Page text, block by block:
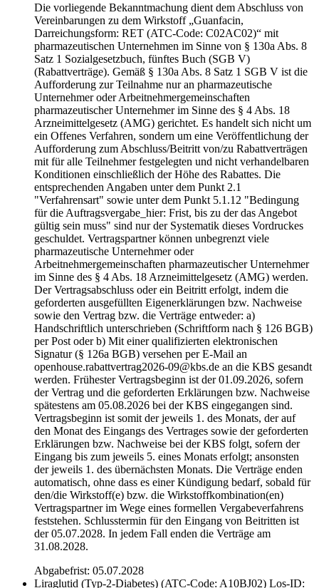
Die vorliegende Bekanntmachung dient dem Abschluss von
Vereinbarungen zu dem Wirkstoff „Guanfacin,
Darreichungsform: RET (ATC-Code: C02AC02)“ mit
pharmazeutischen Unternehmen im Sinne von § 130a Abs. 8
Satz 1 Sozialgesetzbuch, fünftes Buch (SGB V)
(Rabattverträge). Gemäß § 130a Abs. 8 Satz 1 SGB V ist die
Aufforderung zur Teilnahme nur an pharmazeutische
Unternehmer oder Arbeitnehmergemeinschaften
pharmazeutischer Unternehmer im Sinne des § 4 Abs. 18
Arzneimittelgesetz (AMG) gerichtet. Es handelt sich nicht um
ein Offenes Verfahren, sondern um eine Veröffentlichung der
Aufforderung zum Abschluss/Beitritt von/zu Rabattverträgen
mit für alle Teilnehmer festgelegten und nicht verhandelbaren
Konditionen einschließlich der Höhe des Rabattes. Die
entsprechenden Angaben unter dem Punkt 2.1
"Verfahrensart" sowie unter dem Punkt 5.1.12 "Bedingung
für die Auftragsvergabe_hier: Frist, bis zu der das Angebot
gültig sein muss" sind nur der Systematik dieses Vordruckes
geschuldet. Vertragspartner können unbegrenzt viele
pharmazeutische Unternehmer oder
Arbeitnehmergemeinschaften pharmazeutischer Unternehmer
im Sinne des § 4 Abs. 18 Arzneimittelgesetz (AMG) werden.
Der Vertragsabschluss oder ein Beitritt erfolgt, indem die
geforderten ausgefüllten Eigenerklärungen bzw. Nachweise
sowie den Vertrag bzw. die Verträge entweder: a)
Handschriftlich unterschrieben (Schriftform nach § 126 BGB)
per Post oder b) Mit einer qualifizierten elektronischen
Signatur (§ 126a BGB) versehen per E-Mail an
openhouse.rabattvertrag2026-09@kbs.de an die KBS gesandt
werden. Frühester Vertragsbeginn ist der 01.09.2026, sofern
der Vertrag und die geforderten Erklärungen bzw. Nachweise
spätestens am 05.08.2026 bei der KBS eingegangen sind.
Vertragsbeginn ist somit der jeweils 1. des Monats, der auf
den Monat des Eingangs des Vertrages sowie der geforderten
Erklärungen bzw. Nachweise bei der KBS folgt, sofern der
Eingang bis zum jeweils 5. eines Monats erfolgt; ansonsten
der jeweils 1. des übernächsten Monats. Die Verträge enden
automatisch, ohne dass es einer Kündigung bedarf, sobald für
den/die Wirkstoff(e) bzw. die Wirkstoffkombination(en)
Vertragspartner im Wege eines formellen Vergabeverfahrens
feststehen. Schlusstermin für den Eingang von Beitritten ist
der 05.07.2028. In jedem Fall enden die Verträge am
31.08.2028.
Abgabefrist: 05.07.2028
Liraglutid (Typ-2-Diabetes) (ATC-Code: A10BJ02) Los-ID: